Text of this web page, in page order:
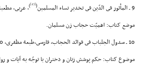
9 ـ المأثور فى الدّین فى تخدیر نساء المسلمین
(
[45]
)، عربى، مطعبة
موضع کتاب: اهمیّت حجاب زن مسلمان.
10 ـ سدول الجلباب فى فوائد الحجاب، فارسى،طبعة مظفرى، 1330 هـ .ق.
موضوع کتاب: حکم پوشش زنان و دختران با توجّه به آیات و